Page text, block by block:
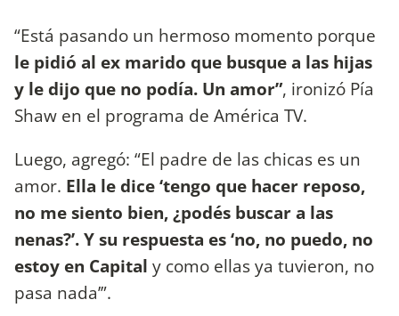
“Está pasando un hermoso momento porque
le pidió al ex marido que busque a las hijas
y le dijo que no podía. Un amor”, ironizó Pía
Shaw en el programa de América TV.
Luego, agregó: “El padre de las chicas es un
amor. Ella le dice ‘tengo que hacer reposo,
no me siento bien, ¿podés buscar a las
nenas?’. Y su respuesta es ‘no, no puedo, no
estoy en Capital y como ellas ya tuvieron, no
pasa nada’”.